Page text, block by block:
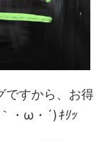
ですから、お得
・ω・´)ｷﾘｯ